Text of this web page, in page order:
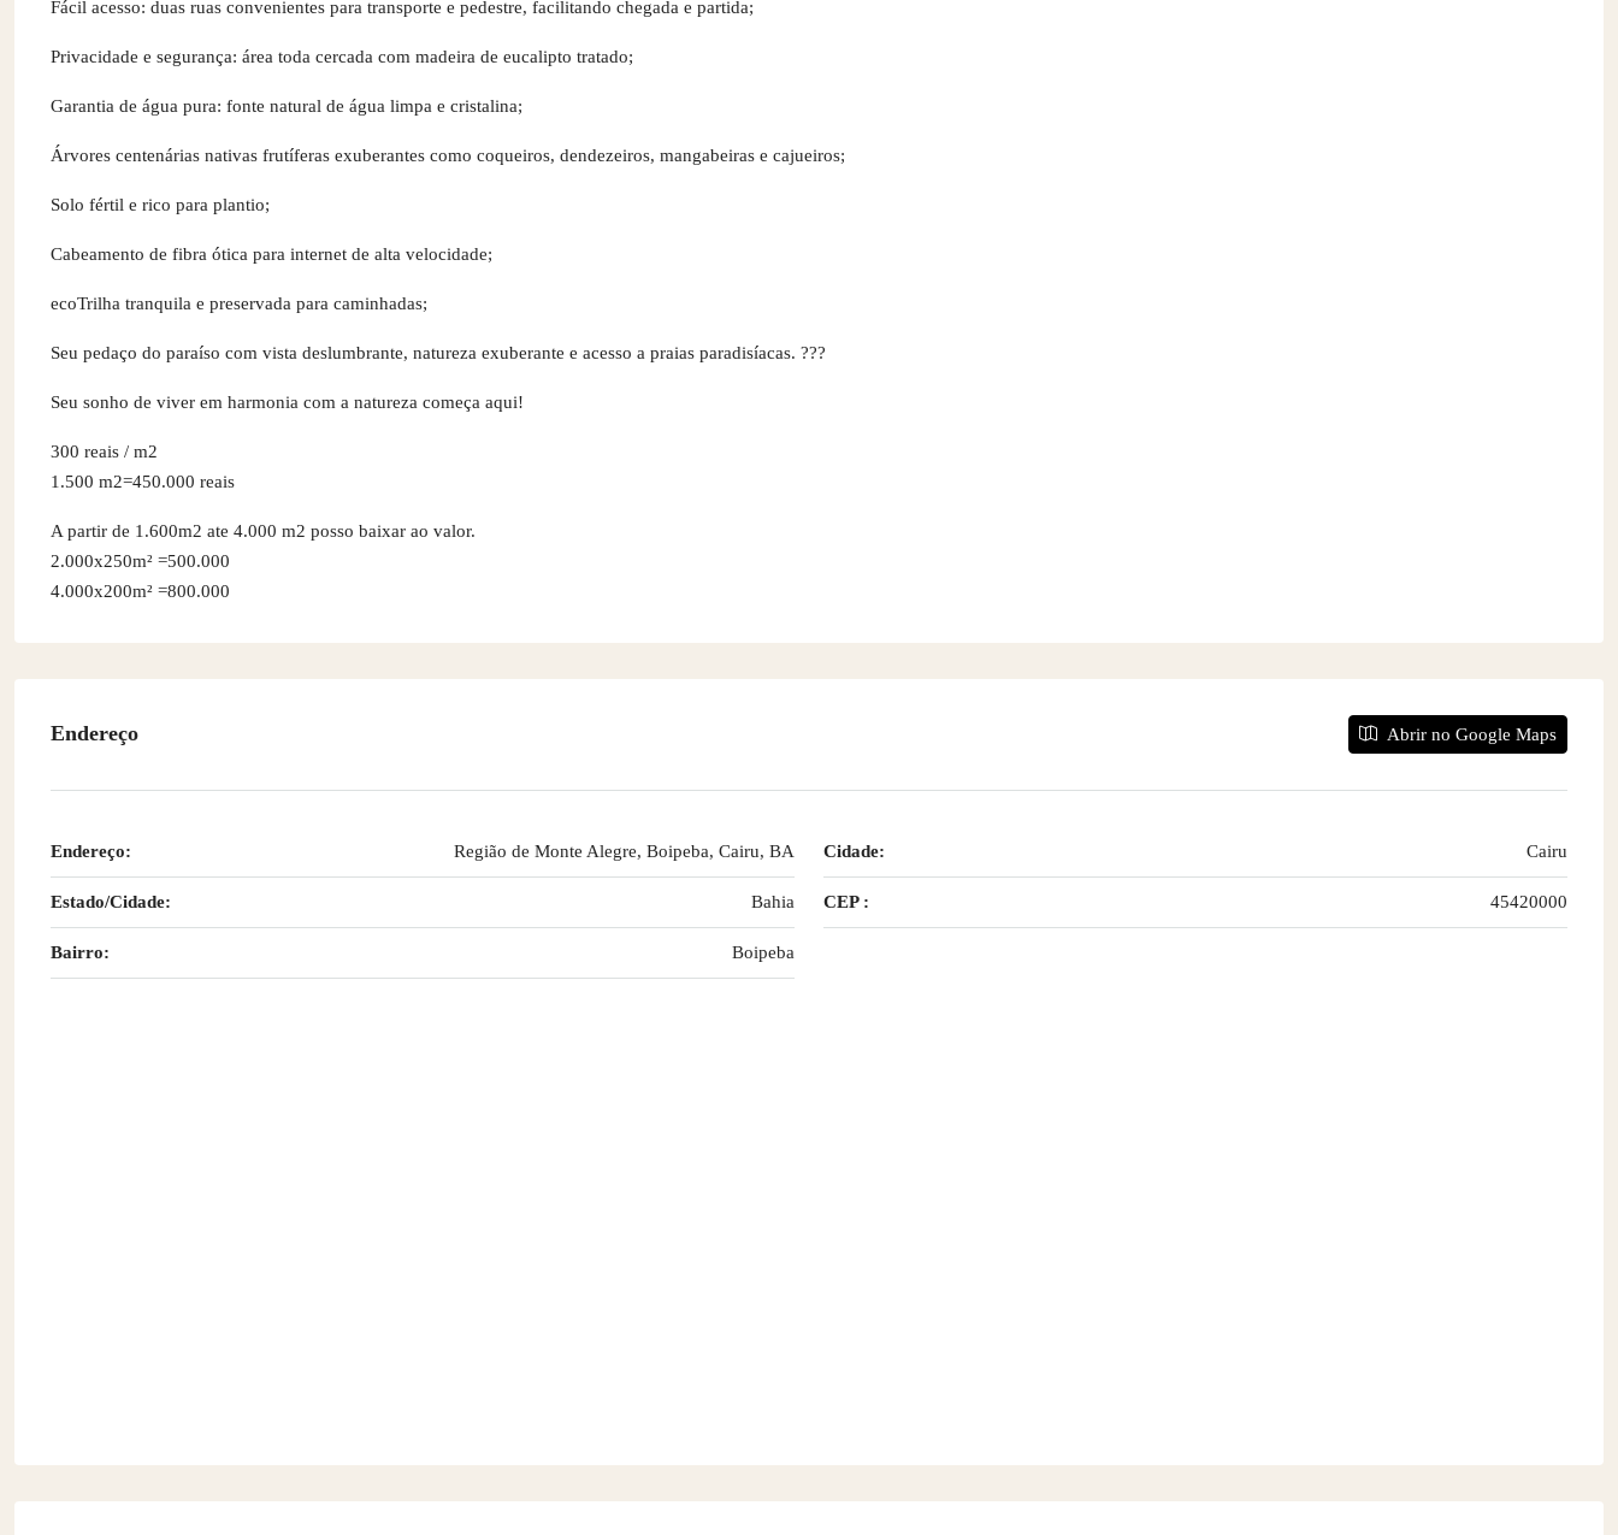
Fácil acesso: duas ruas convenientes para transporte e pedestre, facilitando chegada e partida;
Privacidade e segurança: área toda cercada com madeira de eucalipto tratado;
Garantia de água pura: fonte natural de água limpa e cristalina;
Árvores centenárias nativas frutíferas exuberantes como coqueiros, dendezeiros, mangabeiras e cajueiros;
Solo fértil e rico para plantio;
Cabeamento de fibra ótica para internet de alta velocidade;
ecoTrilha tranquila e preservada para caminhadas;
Seu pedaço do paraíso com vista deslumbrante, natureza exuberante e acesso a praias paradisíacas. ???
Seu sonho de viver em harmonia com a natureza começa aqui!
300 reais / m2
1.500 m2=450.000 reais
A partir de 1.600m2 ate 4.000 m2 posso baixar ao valor.
2.000x250m² =500.000
4.000x200m² =800.000
Endereço Abrir no Google Maps
Endereço: Região de Monte Alegre, Boipeba, Cairu, BA Cidade: Cairu
Estado/Cidade: Bahia CEP : 45420000
Bairro: Boipeba